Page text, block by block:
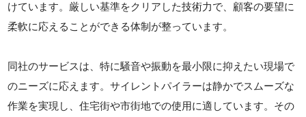
けています。厳しい基準をクリアした技術力で、顧客の要望に
柔軟に応えることができる体制が整っています。
同社のサービスは、特に騒音や振動を最小限に抑えたい現場で
のニーズに応えます。サイレントパイラーは静かでスムーズな
作業を実現し、住宅街や市街地での使用に適しています。その